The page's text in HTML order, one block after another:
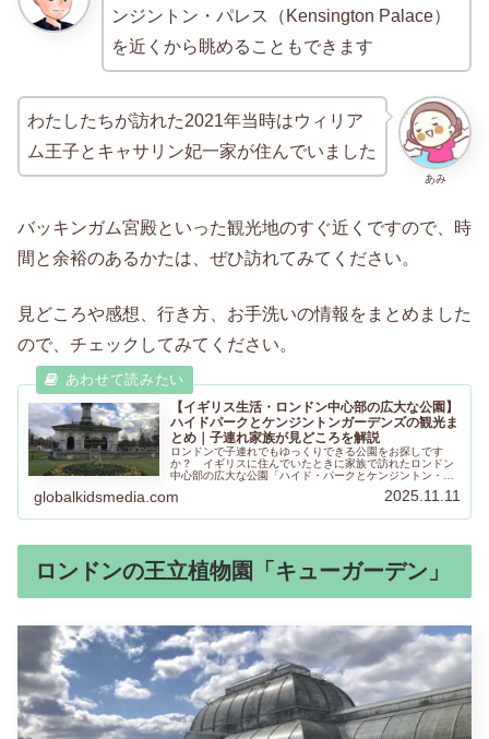
ンジントン・パレス（Kensington Palace）
を近くから眺めることもできます
あみ
わたしたちが訪れた2021年当時はウィリア
ム王子とキャサリン妃一家が住んでいました
バッキンガム宮殿といった観光地のすぐ近くですので、時
間と余裕のあるかたは、ぜひ訪れてみてください。
見どころや感想、行き方、お手洗いの情報をまとめました
ので、チェックしてみてください。
【イギリス生活・ロンドン中心部の広大な公園】
ハイドパークとケンジントンガーデンズの観光ま
とめ｜子連れ家族が見どころを解説
ロンドンで子連れでもゆっくりできる公園をお探しです
か？ イギリスに住んでいたときに家族で訪れたロンドン
中心部の広大な公園「ハイド・パークとケンジントン・ガ
だちと訪れてみてください。
globalkidsmedia.com 2025.11.11
ロンドンの王立植物園「キューガーデン」